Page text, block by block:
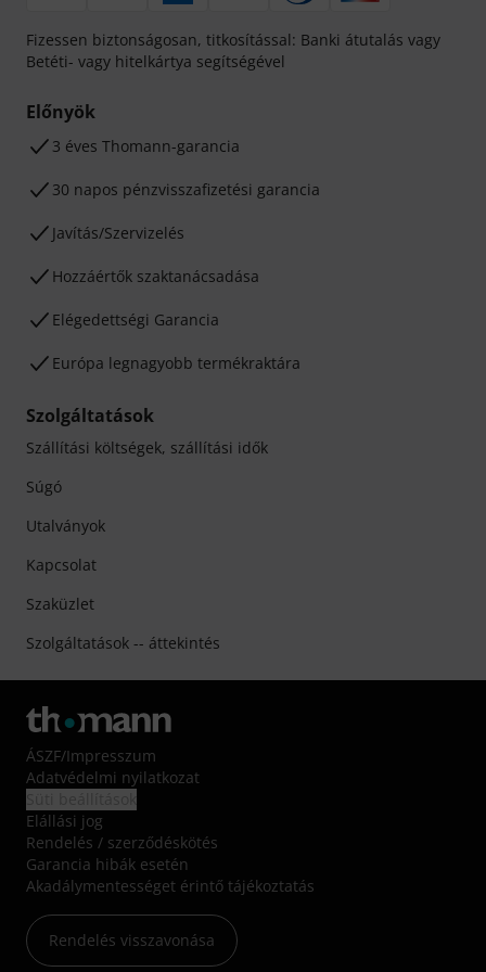
Fizessen biztonságosan, titkosítással: Banki átutalás vagy
Betéti- vagy hitelkártya segítségével
Előnyök
3 éves Thomann-garancia
30 napos pénzvisszafizetési garancia
Javítás/Szervizelés
Hozzáértők szaktanácsadása
Elégedettségi Garancia
Európa legnagyobb termékraktára
Szolgáltatások
Szállítási költségek, szállítási idők
Súgó
Utalványok
Kapcsolat
Szaküzlet
Szolgáltatások -- áttekintés
ÁSZF/Impresszum
Adatvédelmi nyilatkozat
Elállási jog
Rendelés / szerződéskötés
Garancia hibák esetén
Akadálymentességet érintő tájékoztatás
Rendelés visszavonása